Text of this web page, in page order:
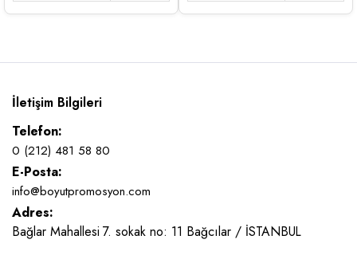
İletişim Bilgileri
Telefon:
0 (212) 481 58 80
E-Posta:
info@boyutpromosyon.com
Adres:
Bağlar Mahallesi 7. sokak no: 11 Bağcılar / İSTANBUL